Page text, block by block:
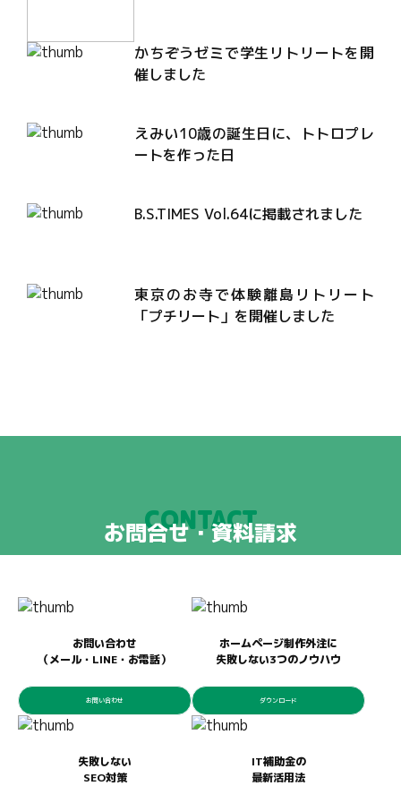
かちぞうゼミで学生リトリートを開
催しました
えみい10歳の誕生日に、トトロプレ
ートを作った日
B.S.TIMES Vol.64に掲載されました
東京のお寺で体験離島リトリート
「プチリート」を開催しました
CONTACT
お問合せ・資料請求
お問い合わせ
（メール・LINE・お電話）
お問い合わせ
ホームページ制作外注に
失敗しない3つのノウハウ
ダウンロード
失敗しない
SEO対策
IT補助金の
最新活用法